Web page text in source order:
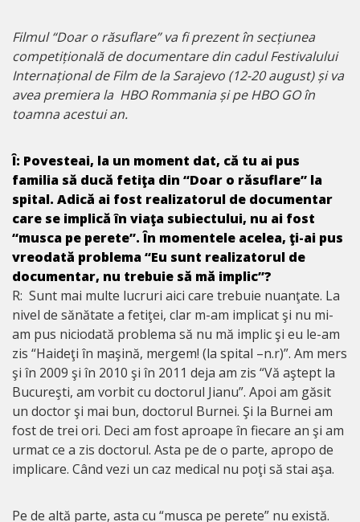
Filmul “Doar o răsuflare” va fi prezent în secțiunea
competițională de documentare din cadul Festivalului
Internațional de Film de la Sarajevo (12-20 august) și va
avea premiera la HBO Rommania și pe HBO GO în
toamna acestui an.
Î: Povesteai, la un moment dat, că tu ai pus
familia să ducă fetiţa din “Doar o răsuflare” la
spital. Adică ai fost realizatorul de documentar
care se implică în viaţa subiectului, nu ai fost
“musca pe perete”. În momentele acelea, ţi-ai pus
vreodată problema “Eu sunt realizatorul de
documentar, nu trebuie să mă implic”?
R: Sunt mai multe lucruri aici care trebuie nuanţate. La
nivel de sănătate a fetiţei, clar m-am implicat şi nu mi-
am pus niciodată problema să nu mă implic şi eu le-am
zis “Haideţi în maşină, mergem! (la spital –n.r)”. Am mers
şi în 2009 şi în 2010 şi în 2011 deja am zis “Vă aştept la
Bucureşti, am vorbit cu doctorul Jianu”. Apoi am găsit
un doctor şi mai bun, doctorul Burnei. Şi la Burnei am
fost de trei ori. Deci am fost aproape în fiecare an şi am
urmat ce a zis doctorul. Asta pe de o parte, apropo de
implicare. Când vezi un caz medical nu poţi să stai aşa.
Pe de altă parte, asta cu “musca pe perete” nu există.